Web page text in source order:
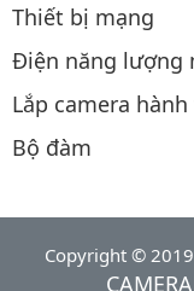
Thiết bị mạng
Điện năng lượng
Lắp camera
Bộ đàm
Copyright ©